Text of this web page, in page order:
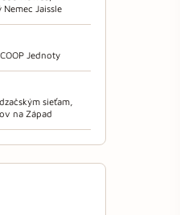
Jaissle
Jednoty
sieťam,
na Západ